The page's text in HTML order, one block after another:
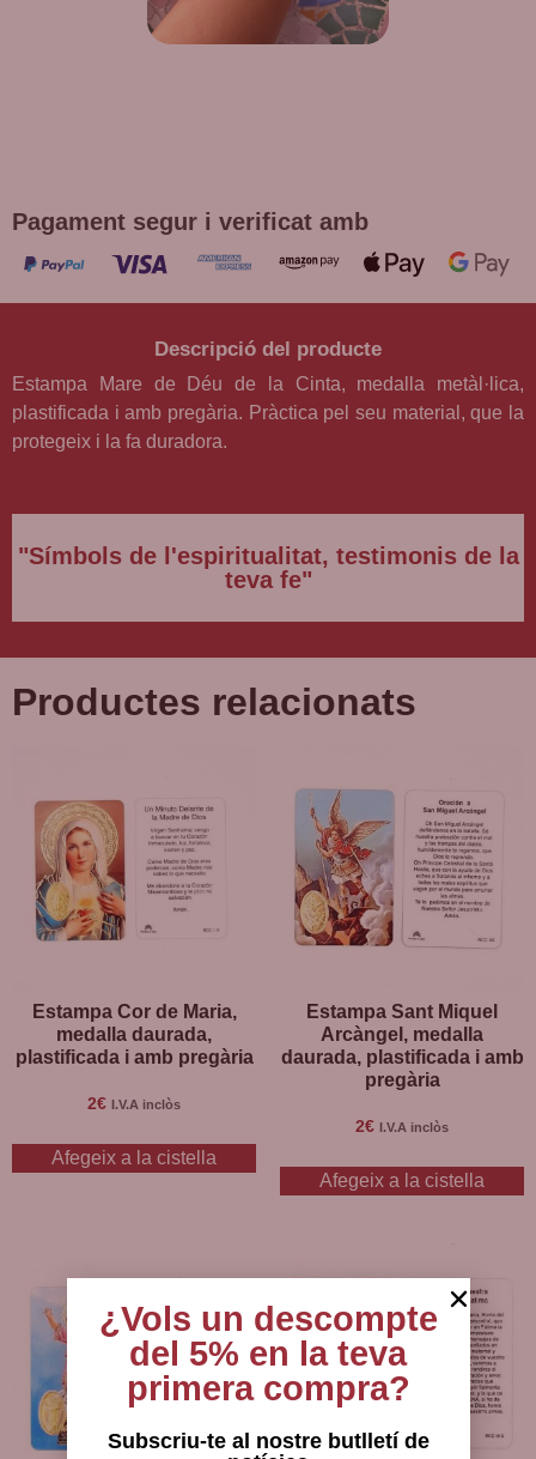
Pagament segur i verificat amb
Descripció del producte
Estampa Mare de Déu de la Cinta, medalla metàl·lica,
plastificada i amb pregària. Pràctica pel seu material, que la
protegeix i la fa duradora.
"Símbols de l'espiritualitat, testimonis de la
teva fe"
Productes relacionats
Estampa Cor de Maria,
medalla daurada,
plastificada i amb pregària
2€ I.V.A inclòs
Afegeix a la cistella
Estampa Sant Miquel
Arcàngel, medalla
daurada, plastificada i amb
pregària
2€ I.V.A inclòs
Afegeix a la cistella
¿Vols un descompte
del 5% en la teva
primera compra?
Subscriu-te al nostre butlletí de